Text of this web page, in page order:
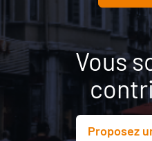
Vous
Proposez